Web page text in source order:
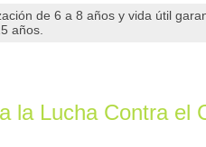
de 6 a 8 años y vida útil
años.
la Lucha Contra el